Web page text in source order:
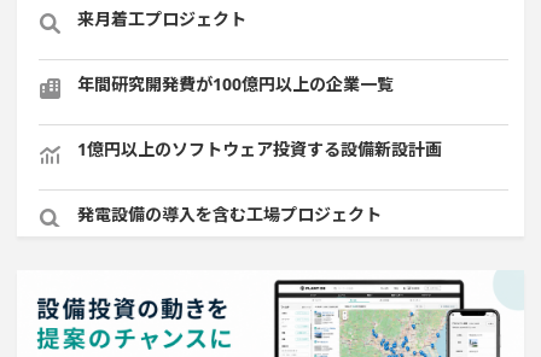
来月着工プロジェクト
年間研究開発費が100億円以上の企業一覧
1億円以上のソフトウェア投資する設備新設計画
発電設備の導入を含む工場プロジェクト
半導体セグメントに投資する設備新設計画
稼働から約5年経過プロジェクト